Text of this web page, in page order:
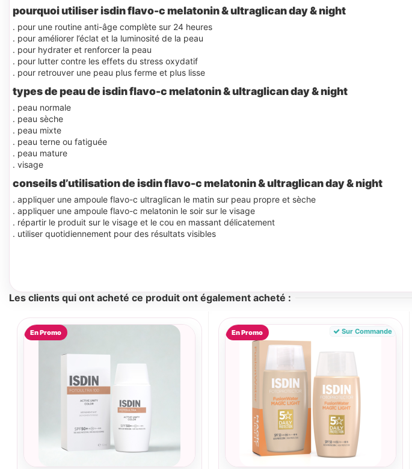
pourquoi utiliser isdin flavo-c melatonin & ultraglican day & night
. pour une routine anti-âge complète sur 24 heures
. pour améliorer l’éclat et la luminosité de la peau
. pour hydrater et renforcer la peau
. pour lutter contre les effets du stress oxydatif
. pour retrouver une peau plus ferme et plus lisse
types de peau de isdin flavo-c melatonin & ultraglican day & night
. peau normale
. peau sèche
. peau mixte
. peau terne ou fatiguée
. peau mature
. visage
conseils d’utilisation de isdin flavo-c melatonin & ultraglican day & night
. appliquer une ampoule flavo-c ultraglican le matin sur peau propre et sèche
. appliquer une ampoule flavo-c melatonin le soir sur le visage
. répartir le produit sur le visage et le cou en massant délicatement
. utiliser quotidiennement pour des résultats visibles
Les clients qui ont acheté ce produit ont également acheté :
En Promo En Promo Sur Commande